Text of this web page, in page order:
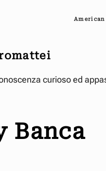
curioso ed
Banca